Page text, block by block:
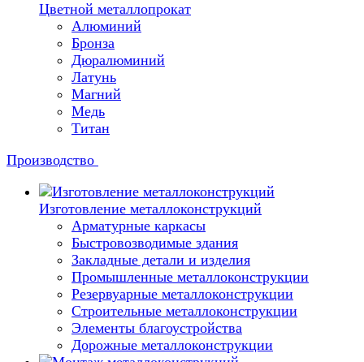
Цветной металлопрокат
Алюминий
Бронза
Дюралюминий
Латунь
Магний
Медь
Титан
Производство
Изготовление металлоконструкций
Арматурные каркасы
Быстровозводимые здания
Закладные детали и изделия
Промышленные металлоконструкции
Резервуарные металлоконструкции
Строительные металлоконструкции
Элементы благоустройства
Дорожные металлоконструкции